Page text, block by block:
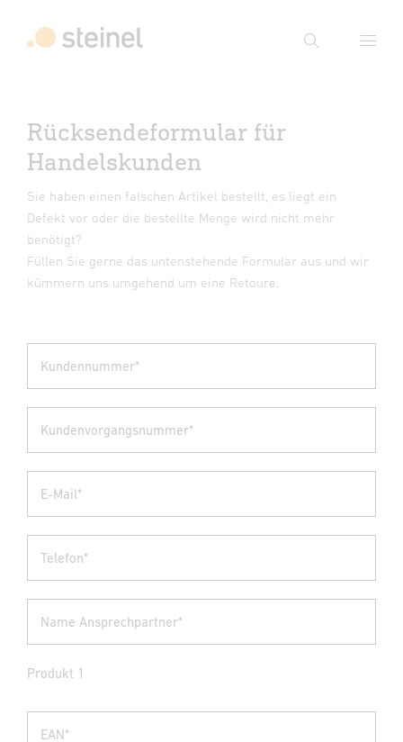
Suche
Suche
Suchbegriff eingeben
Rücksendeformular für
Handelskunden
Sie haben einen falschen Artikel bestellt, es liegt ein
Defekt vor oder die bestellte Menge wird nicht mehr
benötigt?
Füllen Sie gerne das untenstehende Formular aus und wir
kümmern uns umgehend um eine Retoure.
Kundennummer*
Kundenvorgangsnummer*
E-Mail*
Telefon*
Name Ansprechpartner*
Produkt 1
EAN*